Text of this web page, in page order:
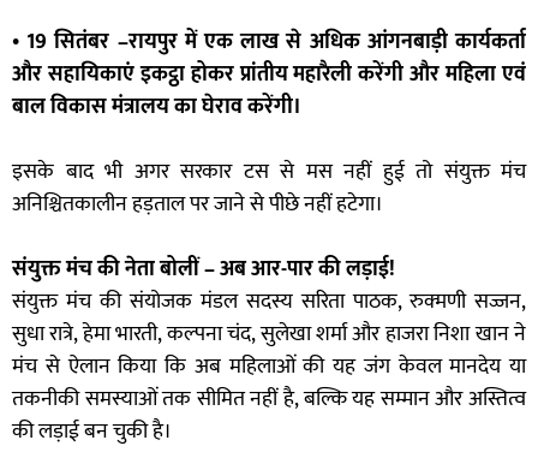
• 19 सितंबर –रायपुर में एक लाख से अधिक आंगनबाड़ी कार्यकर्ता
और सहायिकाएं इकट्ठा होकर प्रांतीय महारैली करेंगी और महिला एवं
बाल विकास मंत्रालय का घेराव करेंगी।
इसके बाद भी अगर सरकार टस से मस नहीं हुई तो संयुक्त मंच
अनिश्चितकालीन हड़ताल पर जाने से पीछे नहीं हटेगा।
संयुक्त मंच की नेता बोलीं – अब आर-पार की लड़ाई!
संयुक्त मंच की संयोजक मंडल सदस्य सरिता पाठक, रुक्मणी सज्जन,
सुधा रात्रे, हेमा भारती, कल्पना चंद, सुलेखा शर्मा और हाजरा निशा खान ने
मंच से ऐलान किया कि अब महिलाओं की यह जंग केवल मानदेय या
तकनीकी समस्याओं तक सीमित नहीं है, बल्कि यह सम्मान और अस्तित्व
की लड़ाई बन चुकी है।